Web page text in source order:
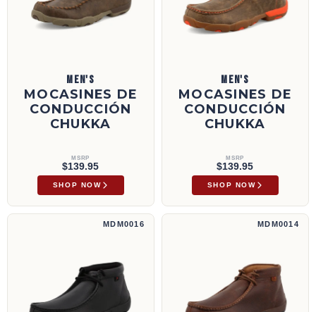
MEN'S
MOCASINES DE
CONDUCCIÓN
CHUKKA
MSRP
$139.95
SHOP NOW
MEN'S
MOCASINES DE
CONDUCCIÓN
CHUKKA
MSRP
$139.95
SHOP NOW
Mocasines de conducción Chukka | MDM0016
MDM0016
Mocasines de conducción Chukka |
MDM0014